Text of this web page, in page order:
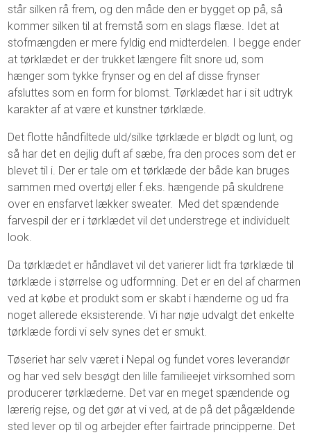
står silken rå frem, og den måde den er bygget op på, så
kommer silken til at fremstå som en slags flæse. Idet at
stofmængden er mere fyldig end midterdelen. I begge ender
at tørklædet er der trukket længere filt snore ud, som
hænger som tykke frynser og en del af disse frynser
afsluttes som en form for blomst. Tørklædet har i sit udtryk
karakter af at være et kunstner tørklæde.
Det flotte håndfiltede uld/silke tørklæde er blødt og lunt, og
så har det en dejlig duft af sæbe, fra den proces som det er
blevet til i. Der er tale om et tørklæde der både kan bruges
sammen med overtøj eller f.eks. hængende på skuldrene
over en ensfarvet lækker sweater. Med det spændende
farvespil der er i tørklædet vil det understrege et individuelt
look.
Da tørklædet er håndlavet vil det varierer lidt fra tørklæde til
tørklæde i størrelse og udformning. Det er en del af charmen
ved at købe et produkt som er skabt i hænderne og ud fra
noget allerede eksisterende. Vi har nøje udvalgt det enkelte
tørklæde fordi vi selv synes det er smukt.
Tøseriet har selv været i Nepal og fundet vores leverandør
og har ved selv besøgt den lille familieejet virksomhed som
producerer tørklæderne. Det var en meget spændende og
lærerig rejse, og det gør at vi ved, at de på det pågældende
sted lever op til og arbejder efter fairtrade principperne. Det